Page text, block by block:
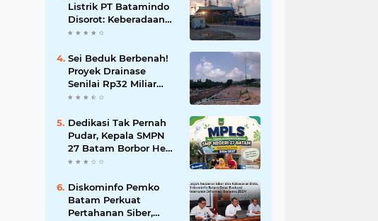
Listrik PT Batamindo
Disorot: Keberadaan
TKA Tiongkok dan
Wartawan Jadi
Perhatian
Sei Beduk Berbenah!
Proyek Drainase
Senilai Rp32 Miliar
Diharapkan Jadi Solusi
Dedikasi Tak Pernah
Pudar, Kepala SMPN
27 Batam Borbor Hehe
Tua Pasaribu Tuai
Murid
Diskominfo Pemko
Batam Perkuat
Pertahanan Siber,